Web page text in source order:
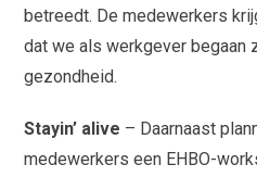
betreedt. De medewerkers
dat we als werkgever begaan
gezondheid.
Stayin’ alive – Daarnaast
medewerkers een EHBO-